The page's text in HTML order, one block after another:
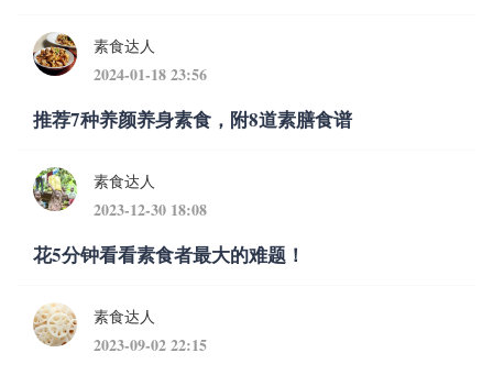
素食达人
2024-01-18 23:56
推荐7种养颜养身素食，附8道素膳食谱
素食达人
2023-12-30 18:08
花5分钟看看素食者最大的难题！
素食达人
2023-09-02 22:15